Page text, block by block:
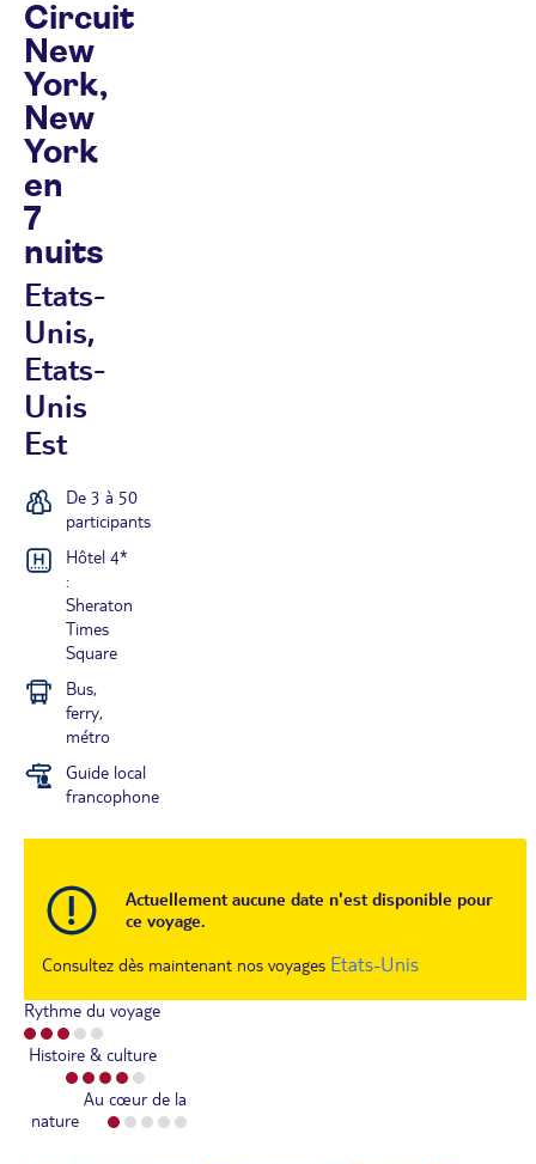
Circuit
New
York,
New
York
en
7
nuits
Etats-
Unis,
Etats-
Unis
Est
De 3 à 50
participants
Hôtel 4*
:
Sheraton
Times
Square
Bus,
ferry,
métro
Guide local
francophone
Actuellement aucune date n'est disponible pour
ce voyage.
Consultez dès maintenant nos voyages Etats-Unis
Rythme du voyage
Histoire & culture
Au cœur de la
nature